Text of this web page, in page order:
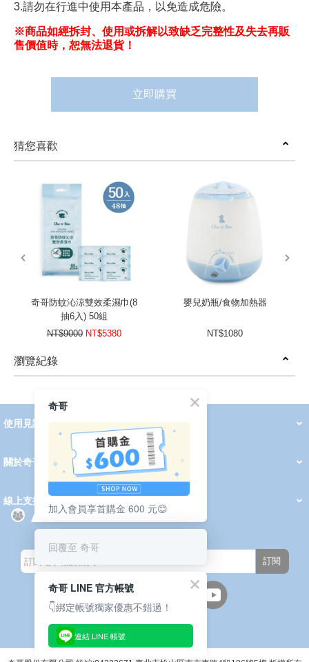
3.請勿在行進中使用本產品，以免造成危險。
※商品如經拆封、使用或拆解以致缺乏完整性及失去再販
售價值時，恕無法退貨！
立即購買
猜您喜歡
奇哥防蚊沁涼雙效柔濕巾(8
抽6入) 50組
NT$9000 NT$5380
嬰兒奶瓶/食物加熱器
NT$1080
瀏覽紀錄
prev
next
使用見證 線上DM
2026 PADDINGTON 春夏服飾
2026 Peter Rabbit 春夏服飾
2026 CHIC BASICS春夏服飾
2026 Chic“a”Bon 派對禮服系列
2026 Chic“a”Bon 春夏服飾
媽咪購物指南
關於奇哥
奇哥的故事
育兒資訊站
會員中心
會員權益說明
我的帳戶
訂單查詢
紅利點數
修改會員資料
活動報名
線上支援
購買說明
常見問題
隱私權聲明
保固卡登錄
保固查詢
訂閱
週一至週五(上班日)
9:30~12:00 13:00~17:00
●中午12:00-13:00休息●
奇哥
加入會員享首購金 600 元😊
回覆至 奇哥
奇哥 LINE 官方帳號
👇綁定帳號獨家優惠不錯過！
連結 LINE 帳號